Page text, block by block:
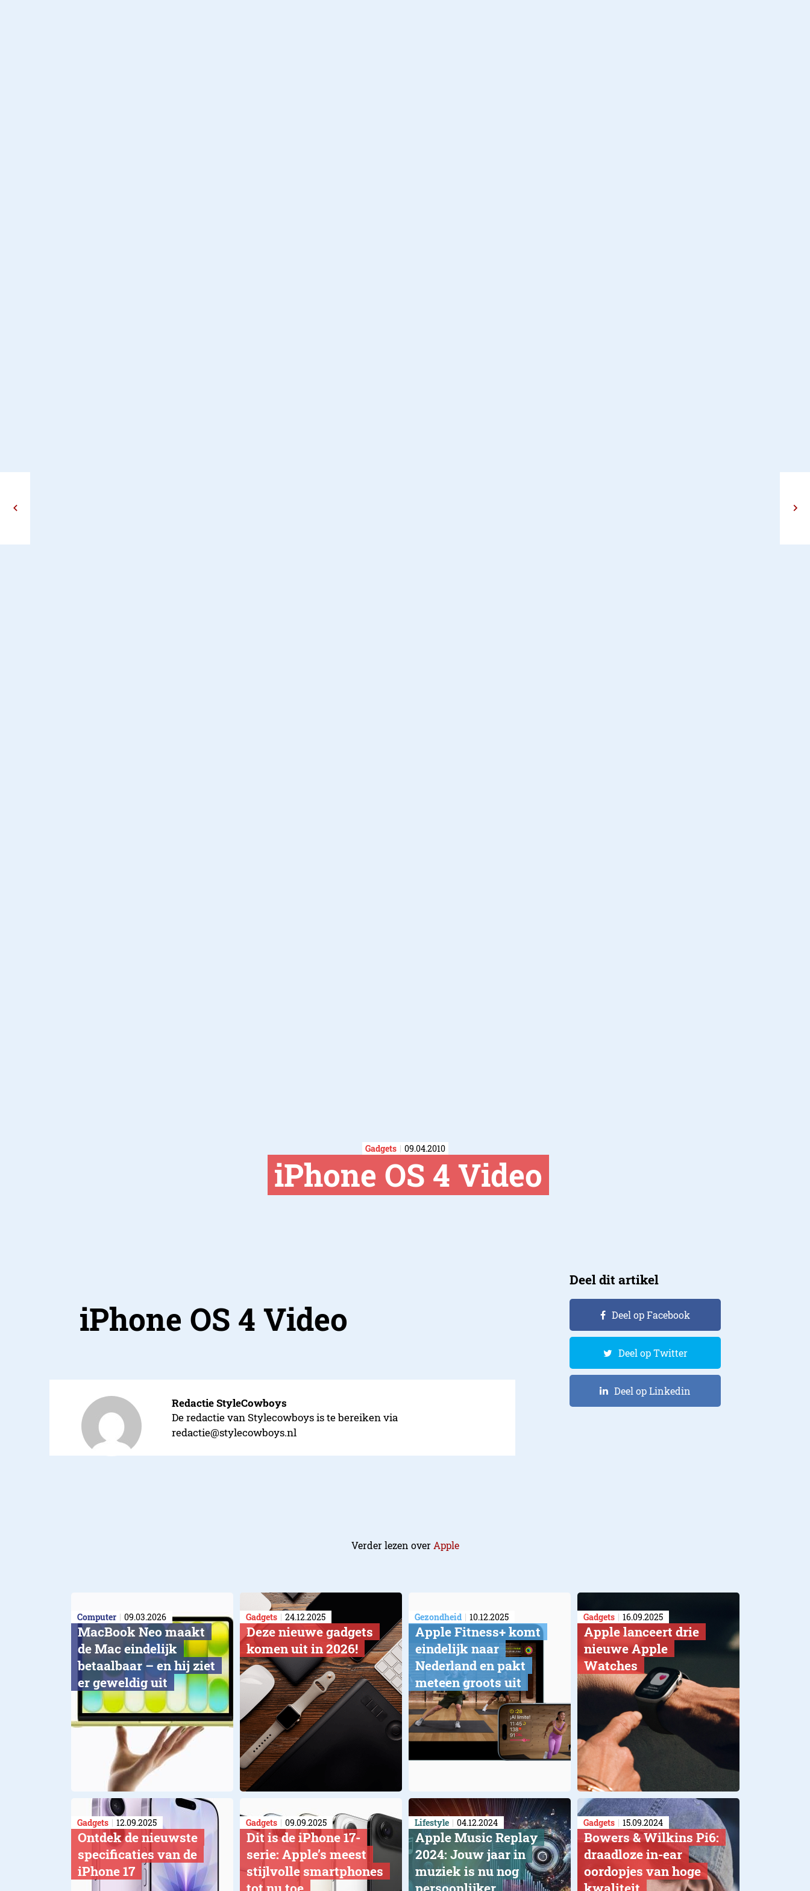
Gadgets 09.04.2010
iPhone OS 4 Video
iPhone OS 4 Video
Redactie StyleCowboys
De redactie van Stylecowboys is te bereiken via
redactie@stylecowboys.nl
Deel dit artikel
Deel op Facebook
Deel op Twitter
Deel op Linkedin
Verder lezen over Apple
Computer 09.03.2026
MacBook Neo maakt
de Mac eindelijk
betaalbaar – en hij ziet
er geweldig uit
Gadgets 24.12.2025
Deze nieuwe gadgets
komen uit in 2026!
Gezondheid 10.12.2025
Apple Fitness+ komt
eindelijk naar
Nederland en pakt
meteen groots uit
Gadgets 16.09.2025
Apple lanceert drie
nieuwe Apple
Watches
Gadgets 12.09.2025
Ontdek de nieuwste
specificaties van de
iPhone 17
Gadgets 09.09.2025
Dit is de iPhone 17-
serie: Apple’s meest
stijlvolle smartphones
Lifestyle 04.12.2024
Apple Music Replay
2024: Jouw jaar in
muziek is nu nog
Gadgets 15.09.2024
Bowers & Wilkins Pi6:
draadloze in-ear
oordopjes van hoge